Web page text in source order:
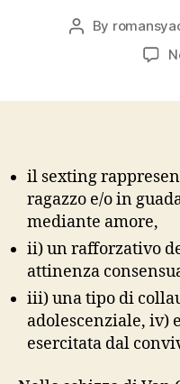
Post
By
il sexting
ragazzo e/o in
mediante amore,
ii) un rafforzativo
attinenza
iii) una tipo di
adolescenziale, iv)
esercitata dal